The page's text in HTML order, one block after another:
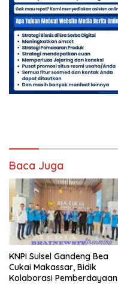
Baca Juga
KNPI Sulsel Gandeng Bea
Cukai Makassar, Bidik
Kolaborasi Pemberdayaan